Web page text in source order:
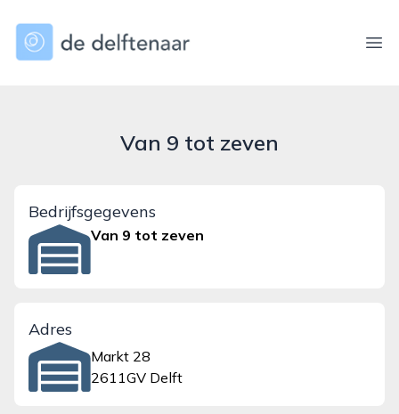
dedelftenaar.nl
Van 9 tot zeven
Bedrijfsgegevens
Van 9 tot zeven
Adres
Markt 28
2611GV Delft